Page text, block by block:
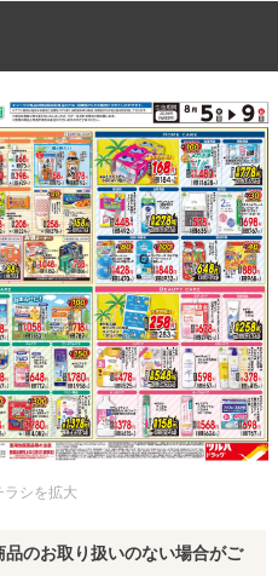
ラシを拡大
のお取り扱いのない場合がご